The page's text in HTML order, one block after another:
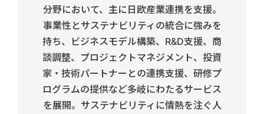
分野において、主に日欧産業連携を支援。
事業性とサステナビリティの統合に強みを
持ち、ビジネスモデル構築、R&D支援、商
談調整、プロジェクトマネジメント、投資
家・技術パートナーとの連携支援、研修プ
ログラムの提供など多岐にわたるサービス
を展開。サステナビリティに情熱を注ぐ人